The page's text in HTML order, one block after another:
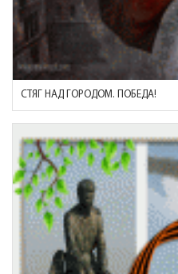
СТЯГ НАД ГОРОДОМ. ПОБЕДА!